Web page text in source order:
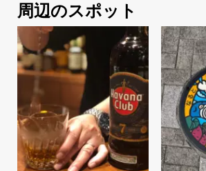
周辺のスポット